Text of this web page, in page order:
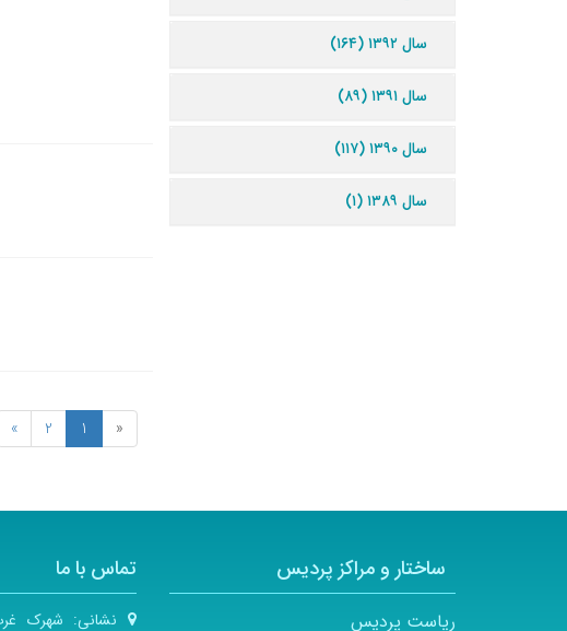
«
1
2
»
سال ۱۳۹۲ (۱۶۴)
سال ۱۳۹۱ (۸۹)
سال ۱۳۹۰ (۱۱۷)
سال ۱۳۸۹ (۱)
ساختار و مراکز پردیس
ریاست پردیس
تماس با ما
نشانی: شهرک